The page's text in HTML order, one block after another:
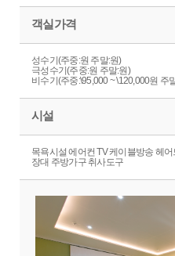
객실가격
성수기(주중:원 주말:원)
극성수기(주중:원 주말:원)
비수기(주중:\95,000 ~ \120,000원 주
시설
목욕시설 에어컨 TV 케이블방송 헤
장대 주방가구 취사도구